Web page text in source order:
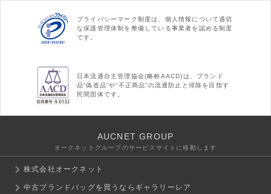
プライバシーマーク制度は、個人情報について適切
な保護管理体制を整備している事業者を認める制度
です。
日本流通自主管理協会(略称AACD)は、ブランド
品“偽造品”や“不正商品”の流通防止と排除を目指す
民間団体です。
AUCNET GROUP
オークネットグループのサービスサイトに移動します
株式会社オークネット
中古ブランドバッグを買うならギャラリーレア